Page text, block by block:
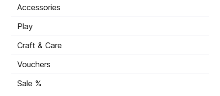
Accessories
Play
Craft & Care
Vouchers
Sale %